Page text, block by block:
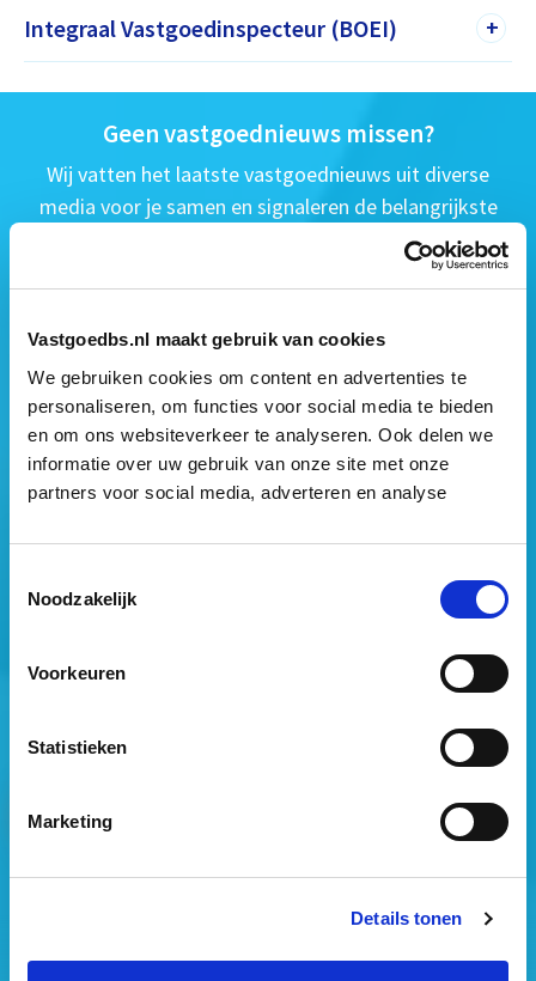
Vastgoedbs.nl maakt gebruik van cookies
We gebruiken cookies om content en advertenties te
personaliseren, om functies voor social media te bieden
en om ons websiteverkeer te analyseren. Ook delen we
informatie over uw gebruik van onze site met onze
partners voor social media, adverteren en analyse
Noodzakelijk
Voorkeuren
Statistieken
Marketing
Details tonen
Integraal Vastgoedinspecteur (BOEI) +
Geen vastgoednieuws missen?
Wij vatten het laatste vastgoednieuws uit diverse
media voor je samen en signaleren de belangrijkste
vastgoedtrends. Schrijf je in voor onze gratis
Ja, ik geef toestemming om mijn gegevens op te slaan